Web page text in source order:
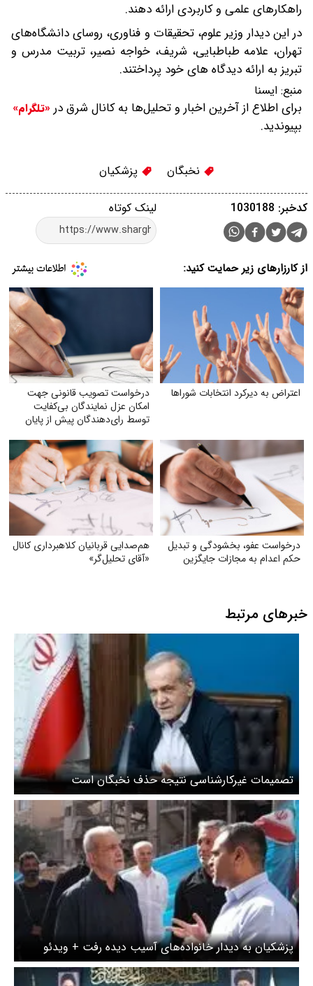
راهکارهای علمی و کاربردی ارائه دهند.
در این دیدار وزیر علوم، تحقیقات و فناوری، روسای دانشگاه‌های
تهران، علامه طباطبایی، شریف، خواجه نصیر، تربیت مدرس و
تبریز به ارائه دیدگاه های خود پرداختند.
منبع: ایسنا
برای اطلاع از آخرین اخبار و تحلیل‌ها به کانال شرق در «تلگرام»
بپیوندید.
نخبگان پزشکیان
لینک کوتاه کدخبر: 1030188
از کارزارهای زیر حمایت کنید:
اعتراض به دیرکرد انتخابات شوراها
درخواست تصویب قانونی جهت
امکان عزل نمایندگان بی‌کفایت
توسط رای‌دهندگان پیش از پایان
درخواست عفو، بخشودگی و تبدیل
حکم اعدام به مجازات جایگزین
هم‌صدایی قربانیان کلاهبرداری کانال
«آقای تحلیل‌گر»
خبرهای مرتبط
تصمیمات غیرکارشناسی نتیجه حذف نخبگان است
پزشکیان به دیدار خانواده‌های آسیب دیده رفت + ویدئو